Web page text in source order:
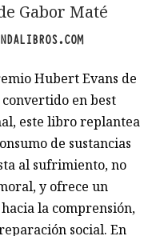
Gabor Maté
Hubert Evans de
en best
este libro replantea
de sustancias
al sufrimiento, no
y ofrece un
la comprensión,
social. En